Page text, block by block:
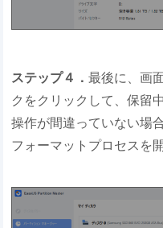
ステップ４．最後に、画
クをクリックして、保留
操作が間違っていない場
フォーマットプロセスを